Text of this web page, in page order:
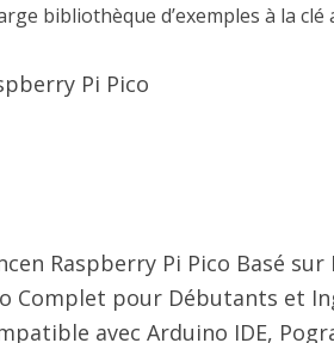
bibliothèque d’exemples à la clé
Pi Pico
Raspberry Pi Pico Basé sur
Complet pour Débutants et
avec Arduino IDE,